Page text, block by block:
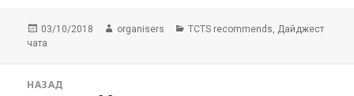
Опубликовано
03/10/2018 Автор
organisers Рубрики
TCTS recommends, Дайджест
чата
НАЗАД